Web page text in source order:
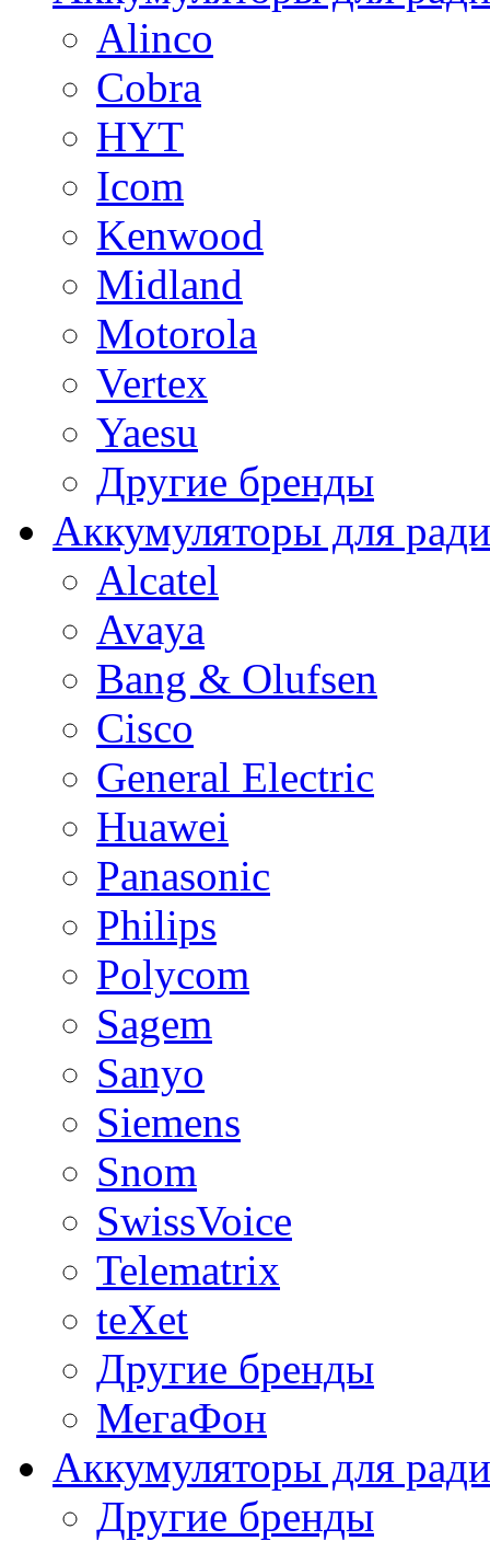
Alinco
Cobra
HYT
Icom
Kenwood
Midland
Motorola
Vertex
Yaesu
Другие бренды
Аккумуляторы для
Alcatel
Avaya
Bang & Olufsen
Cisco
General Electric
Huawei
Panasonic
Philips
Polycom
Sagem
Sanyo
Siemens
Snom
SwissVoice
Telematrix
teXet
Другие бренды
МегаФон
Аккумуляторы для
Другие бренды